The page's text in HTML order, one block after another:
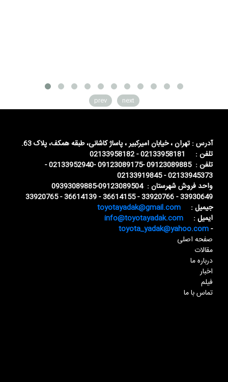
prev next
آدرس : تهران ، خیابان امیرکبیر ، پاساژ کاشانی، طبقه همکف، پلاک 63.
تلفن : 02133958181 - 02133958182
تلفن : 09123089885 -09123089175 -02133952940 -
02133945373 - 02133919845
واحد فروش شهرستان : 09123089504-09393089885
33930649 - 33920766 - 36614155 - 36614139 - 33920765
جیمیل : toyotayadak@gmail.com
ایمیل : info@toyotayadak.com
-
toyota_yadak@yahoo.com
صفحه اصلی
مقالات
درباره ما
اخبار
فیلم
تماس با ما